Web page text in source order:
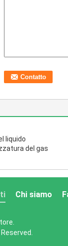
liquido
del gas
Chi siamo